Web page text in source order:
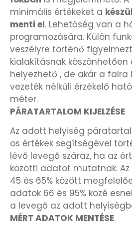
minimális értékeket a
menti el. Lehetőség van a
programozására. Külön
veszélyre történő
kialakításnak köszönhetően
helyezhető , de akár a falra
vezeték nélküli érzékelő
méter.
PÁRATARTALOM KIJELZÉSE
Az adott helyiség
os értékek segítségével
lévő levegő száraz, ha az
közötti adatot mutatnak. Az
45 és 65% között
adatok 66 és 95% közé
a levegő az adott
MÉRT ADATOK MENTÉSE
KENNETH COLE
LORUS
LOTUS STYLE
MÁRKÁS KARÓRA SZÍJAK
MASERATI
MORGAN
OKOSÓRA SZÍJAK
OKOSÓRÁK